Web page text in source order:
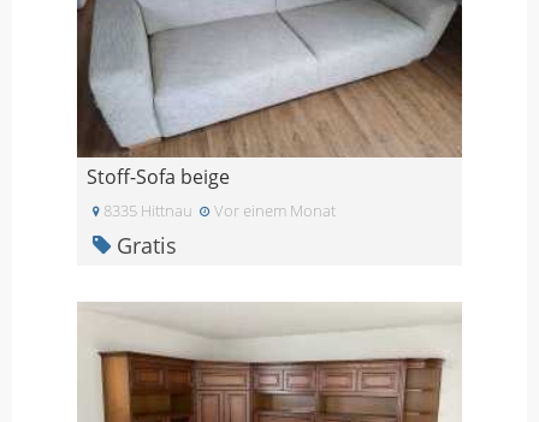
Stoff-Sofa beige
8335 Hittnau Vor einem Monat
Gratis